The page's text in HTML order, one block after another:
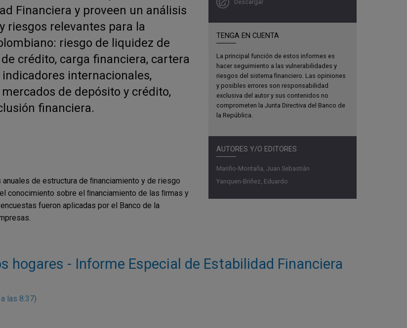
Descargar
TENGA EN CUENTA
La principal función de estos informes es
hacer seguimiento a las vulnerabilidades y
riesgos del sistema financiero. Las opiniones
y posibles errores son responsabilidad
exclusiva del autor y sus contenidos no
comprometen la Junta Directiva del Banco de
la República.
AUTORES Y/O EDITORES
Mariño-Montaña, Juan Sebastián
Yanquen-Briñez, Eduardo
Financiera y proveen un análisis
riesgos relevantes para la
riesgo de liquidez de
crédito, carga financiera, cartera
internacionales,
de depósito y crédito,
financiera.
de estructura de ﬁnanciamiento y de riesgo
conocimiento sobre el ﬁnanciamiento de las ﬁrmas y
fueron aplicadas por el Banco de la
hogares - Informe Especial de Estabilidad Financiera
las 8:37)